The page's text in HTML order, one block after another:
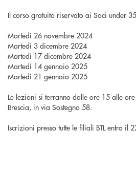
Il corso gratuito riservato ai Soci under
Martedì 26 novembre 2024
Martedì 3 dicembre 2024
Martedì 17 dicembre 2024
Martedì 14 gennaio 2025
Martedì 21 gennaio 2025
Le lezioni si terranno dalle ore 15 alle ore
Brescia, in via Sostegno 58.
Iscrizioni presso tutte le filiali BTL entro il